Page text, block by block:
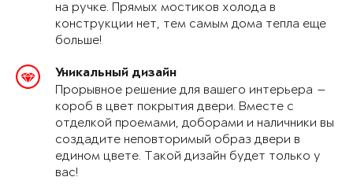
на ручке. Прямых мостиков холода в
конструкции нет, тем самым дома тепла еще
больше!
Уникальный дизайн
Прорывное решение для вашего интерьера —
короб в цвет покрытия двери. Вместе с
отделкой проемами, доборами и наличники вы
создадите неповторимый образ двери в
едином цвете. Такой дизайн будет только у
вас!